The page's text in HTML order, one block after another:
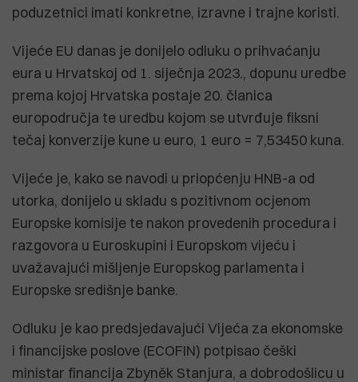
poduzetnici imati konkretne, izravne i trajne koristi.
Vijeće EU danas je donijelo odluku o prihvaćanju
eura u Hrvatskoj od 1. siječnja 2023., dopunu uredbe
prema kojoj Hrvatska postaje 20. članica
europodručja te uredbu kojom se utvrđuje fiksni
tečaj konverzije kune u euro, 1 euro = 7,53450 kuna.
Vijeće je, kako se navodi u priopćenju HNB-a od
utorka, donijelo u skladu s pozitivnom ocjenom
Europske komisije te nakon provedenih procedura i
razgovora u Euroskupini i Europskom vijeću i
uvažavajući mišljenje Europskog parlamenta i
Europske središnje banke.
Odluku je kao predsjedavajući Vijeća za ekonomske
i financijske poslove (ECOFIN) potpisao češki
ministar financija Zbyněk Stanjura, a dobrodošlicu u